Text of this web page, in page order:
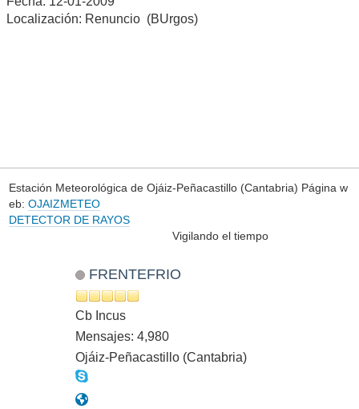
Localización: Renuncio (BUrgos)
Estación Meteorológica de Ojáiz-Peñacastillo (Cantabria) Página w
eb: OJAIZMETEO
DETECTOR DE RAYOS
Vigilando el tiempo
FRENTEFRIO
Cb Incus
Mensajes: 4,980
Ojáiz-Peñacastillo (Cantabria)